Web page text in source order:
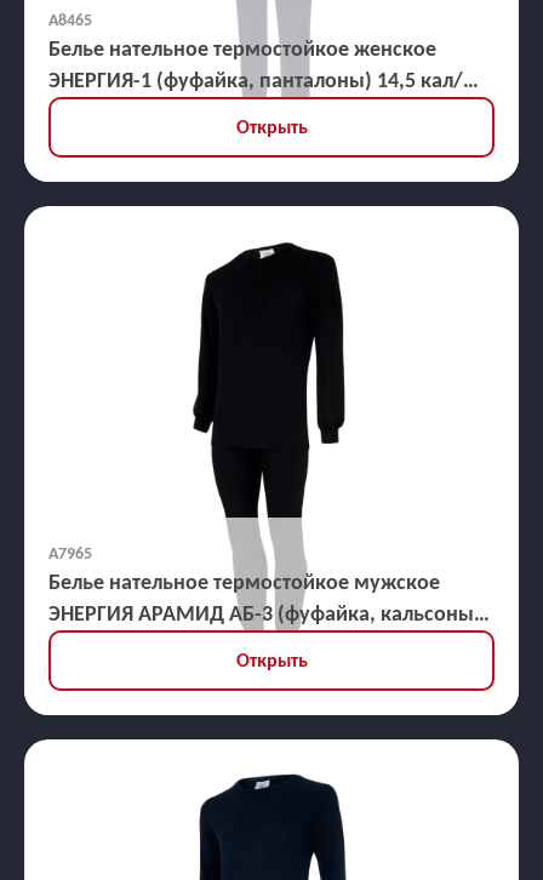
А8465
Белье нательное термостойкое женское
ЭНЕРГИЯ-1 (фуфайка, панталоны) 14,5 кал/
кв.см
Открыть
А7965
Белье нательное термостойкое мужское
ЭНЕРГИЯ АРАМИД АБ-3 (фуфайка, кальсоны)
30,5 кал/кв.см
Открыть